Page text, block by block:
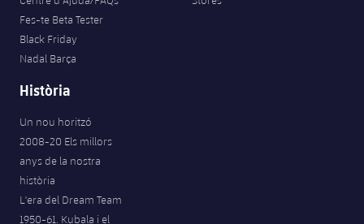
Fes-te Beta Tester
Black Friday
Nadal Barça
Història
Un nou horitzó
2008-20 Els millors
anys de la nostra
història
L'era del Dream Team
1950-61. Kubala i el